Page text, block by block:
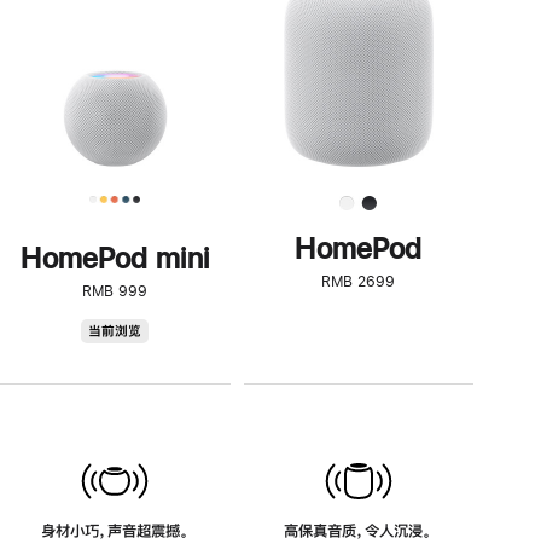
HomePod mini
RMB 999
当前浏览
身材小巧，声音超震撼。
了
解
HomePod<
HomePod
RMB 2699
高保真音质，令人沉浸。